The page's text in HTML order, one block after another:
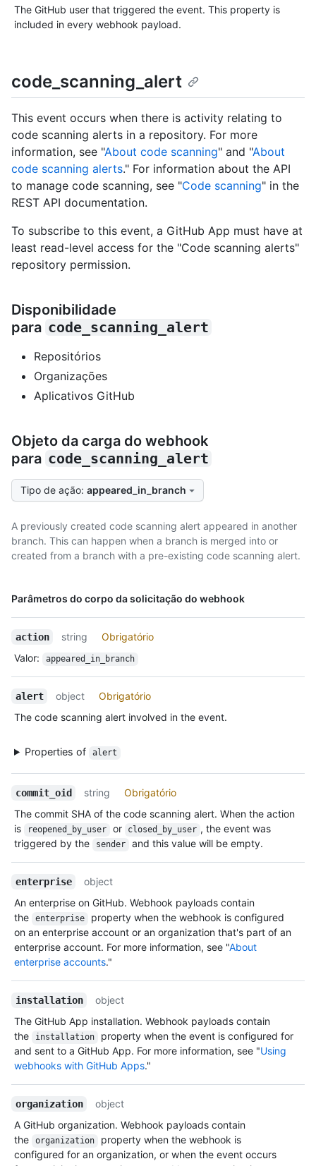
The GitHub user that triggered the event. This property is
included in every webhook payload.
code_scanning_alert
This event occurs when there is activity relating to
code scanning alerts in a repository. For more
information, see "About code scanning" and "About
code scanning alerts." For information about the API
to manage code scanning, see "Code scanning" in the
REST API documentation.
To subscribe to this event, a GitHub App must have at
least read-level access for the "Code scanning alerts"
repository permission.
Disponibilidade
para code_scanning_alert
Repositórios
Organizações
Aplicativos GitHub
Objeto da carga do webhook
para code_scanning_alert
Tipo de ação: appeared_in_branch
A previously created code scanning alert appeared in another
branch. This can happen when a branch is merged into or
created from a branch with a pre-existing code scanning alert.
Parâmetros do corpo da solicitação do webhook
Nome,
action string
Obrigatório
Valor: appeared_in_branch
alert object
Obrigatório
The code scanning alert involved in the event.
Properties of alert
commit_oid string
Obrigatório
The commit SHA of the code scanning alert. When the action
is
reopened_by_user or closed_by_user , the event was
triggered by the
sender and this value will be empty.
enterprise
object
An enterprise on GitHub. Webhook payloads contain
the
enterprise
property when the webhook is configured
on an enterprise account or an organization that's part of an
enterprise account. For more information, see "About
enterprise accounts."
installation
object
The GitHub App installation. Webhook payloads contain
the
installation
property when the event is configured for
and sent to a GitHub App. For more information, see "Using
webhooks with GitHub Apps."
organization
object
A GitHub organization. Webhook payloads contain
the
organization
property when the webhook is
configured for an organization, or when the event occurs